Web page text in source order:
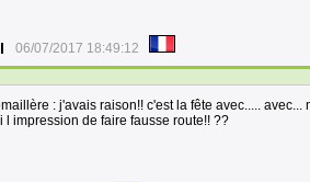
06/07/2017 18:49:12
: j'avais raison!! c'est la fête avec.....
l impression de faire fausse route!! ??